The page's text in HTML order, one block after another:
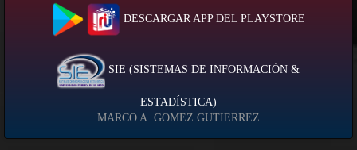
DESCARGAR APP DEL PLAYSTORE
SIE (SISTEMAS DE INFORMACIÓN &
ESTADÍSTICA)
MARCO A. GOMEZ GUTIERREZ